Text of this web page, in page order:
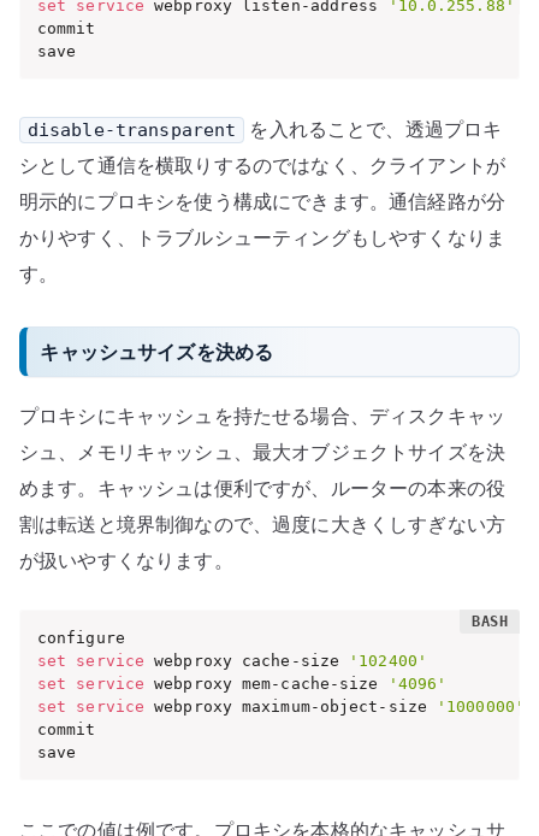
set
service webproxy listen-address '10.0.255.88'
commit
save
disable-transparent
を入れることで、透過プロキ
シとして通信を横取りするのではなく、クライアントが
明示的にプロキシを使う構成にできます。通信経路が分
かりやすく、トラブルシューティングもしやすくなりま
す。
キャッシュサイズを決める
プロキシにキャッシュを持たせる場合、ディスクキャッ
シュ、メモリキャッシュ、最大オブジェクトサイズを決
めます。キャッシュは便利ですが、ルーターの本来の役
割は転送と境界制御なので、過度に大きくしすぎない方
が扱いやすくなります。
set
service webproxy cache-size
'102400'
set
service webproxy mem-cache-size
'4096'
set
service webproxy maximum-object-size
'1000000'
commit
save
ここでの値は例です。プロキシを本格的なキャッシュサ